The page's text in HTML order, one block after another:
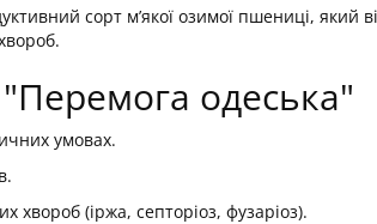
сорт м’якої озимої пшениці, який
одеська"
умовах.
хвороб (іржа, септоріоз, фузаріоз).